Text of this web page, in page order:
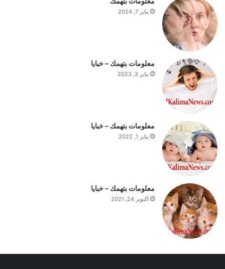
ه
ي
م
ي
و
م
يناير 7, 2024
معلومات بتهمك – خبايا
يناير 3, 2023
معلومات بتهمك – خبايا
يناير 1, 2022
معلومات بتهمك – خبايا
أكتوبر 24, 2021